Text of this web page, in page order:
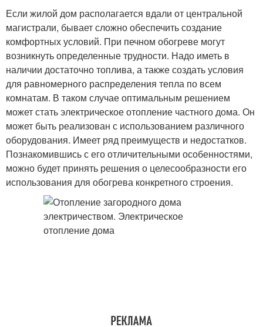
Если жилой дом располагается вдали от центральной
магистрали, бывает сложно обеспечить создание
комфортных условий. При печном обогреве могут
возникнуть определенные трудности. Надо иметь в
наличии достаточно топлива, а также создать условия
для равномерного распределения тепла по всем
комнатам. В таком случае оптимальным решением
может стать электрическое отопление частного дома. Он
может быть реализован с использованием различного
оборудования. Имеет ряд преимуществ и недостатков.
Познакомившись с его отличительными особенностями,
можно будет принять решения о целесообразности его
использования для обогрева конкретного строения.